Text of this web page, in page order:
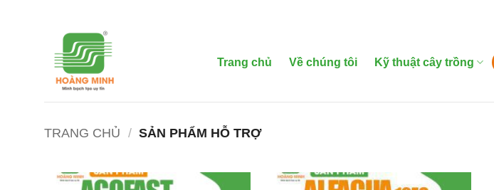
Trang chủ Về chúng tôi Kỹ thuật cây trồng
TRANG CHỦ / SẢN PHẨM HỖ TRỢ